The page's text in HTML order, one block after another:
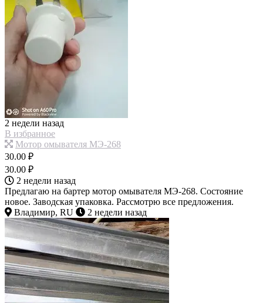
2 недели назад
В избранное
Мотор омывателя МЭ-268
30.00 ₽
30.00 ₽
2 недели назад
Предлагаю на бартер мотор омывателя МЭ-268. Состояние
новое. Заводская упаковка. Рассмотрю все предложения.
Владимир, RU
2 недели назад